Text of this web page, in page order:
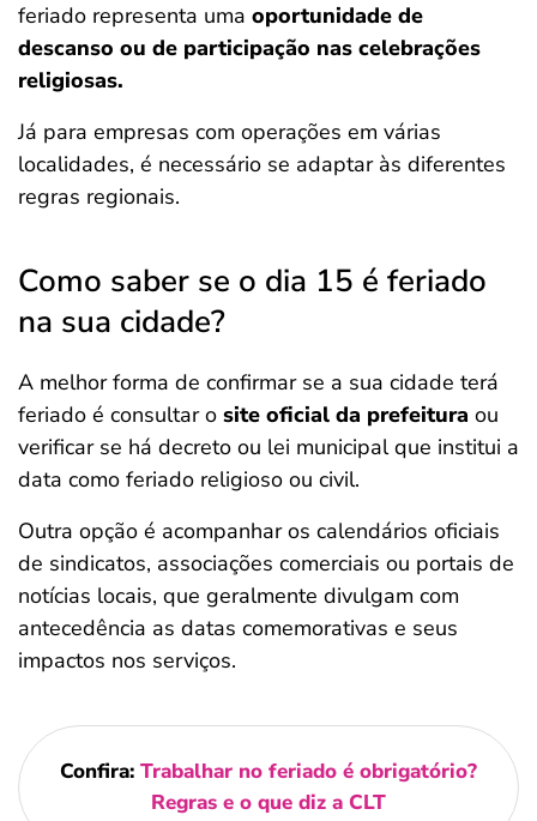
feriado representa uma oportunidade de
descanso ou de participação nas celebrações
religiosas.
Já para empresas com operações em várias
localidades, é necessário se adaptar às diferentes
regras regionais.
Como saber se o dia 15 é feriado
na sua cidade?
A melhor forma de confirmar se a sua cidade terá
feriado é consultar o site oficial da prefeitura ou
verificar se há decreto ou lei municipal que institui a
data como feriado religioso ou civil.
Outra opção é acompanhar os calendários oficiais
de sindicatos, associações comerciais ou portais de
notícias locais, que geralmente divulgam com
antecedência as datas comemorativas e seus
impactos nos serviços.
Confira: Trabalhar no feriado é obrigatório?
Regras e o que diz a CLT